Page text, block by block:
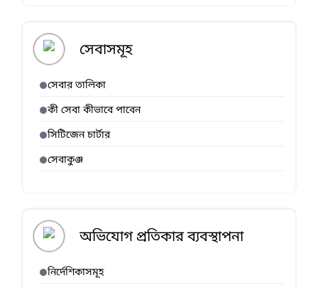
সেবাসমূহ
সেবার তালিকা
কী সেবা কীভাবে পাবেন
সিটিজেন চার্টার
সেবাকুঞ্জ
অভিযোগ প্রতিকার ব্যবস্থাপনা
নির্দেশিকাসমূহ